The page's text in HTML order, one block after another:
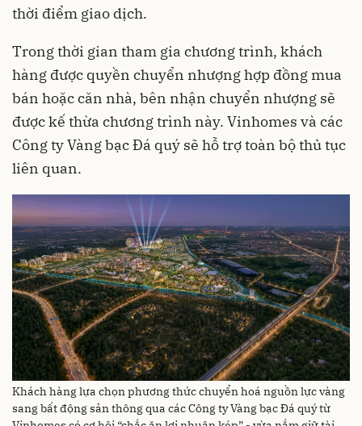
thời điểm giao dịch.
Trong thời gian tham gia chương trình, khách
hàng được quyền chuyển nhượng hợp đồng mua
bán hoặc căn nhà, bên nhận chuyển nhượng sẽ
được kế thừa chương trình này. Vinhomes và các
Công ty Vàng bạc Đá quý sẽ hỗ trợ toàn bộ thủ tục
liên quan.
Khách hàng lựa chọn phương thức chuyển hoá nguồn lực vàng
sang bất động sản thông qua các Công ty Vàng bạc Đá quý từ